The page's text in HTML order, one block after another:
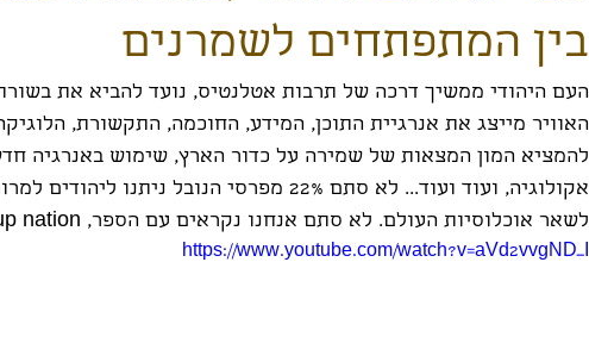
בין המתפתחים לשמרנים
העם היהודי ממשיך דרכה של תרבות אטלנטיס, נועד להביא את
האוויר מייצג את אנרגיית התוכן, המידע, החוכמה, התקשורת,
להמציא המון המצאות של שמירה על כדור הארץ, שימוש באנרגיה
אקולוגיה, ועוד ועוד... לא סתם 22% מפרסי הנובל
לשאר אוכלוסיות העולם. לא סתם אנחנו נקראים עם הספר, Start up nation.
https://www.youtube.com/watch?v=aVd2vvgND_I